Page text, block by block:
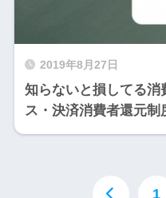
2019年8月27日
知らないと損してる消
ス・決済消費者還元制
1